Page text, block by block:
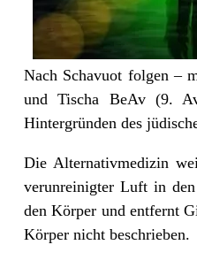
Nach Schavuot folgen –
und Tischa BeAv (9.
Hintergründen des
Die Alternativmedizin
verunreinigter Luft in den
den Körper und entfernt
Körper nicht beschrieben.